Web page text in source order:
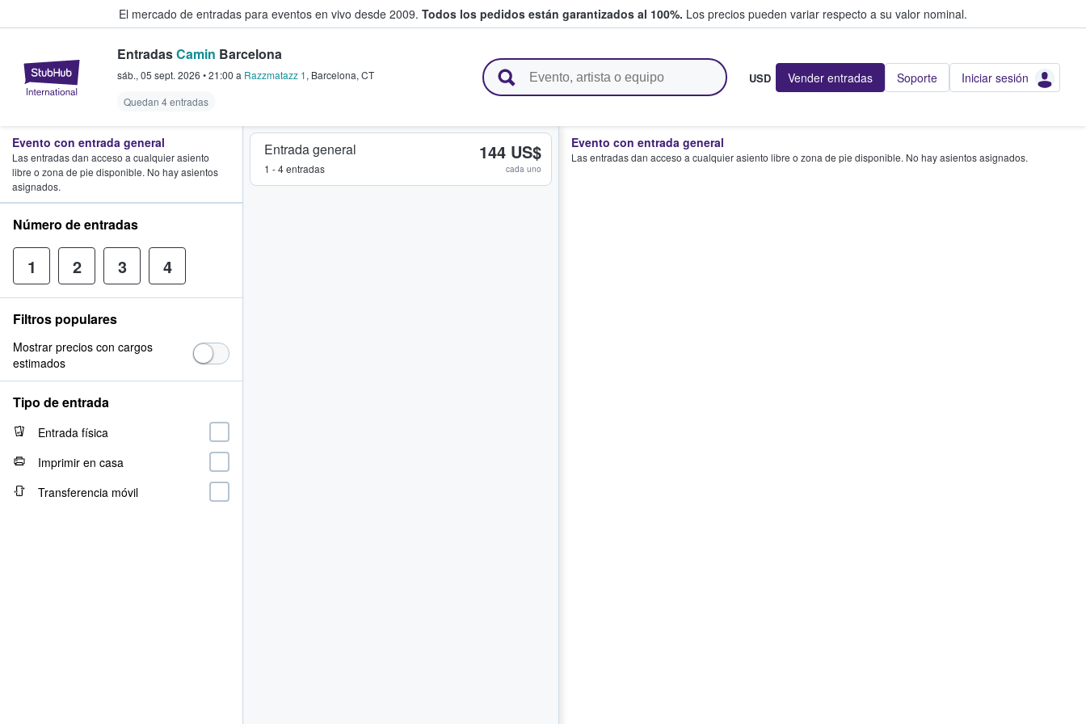
El mercado de entradas para eventos en vivo desde 2009. Todos los pedidos están garantizados al 100%. Los precios pueden variar respecto a su valor nominal.
StubHub: compra y venta de entradas entre fans
EntradasCamin Barcelona
sáb., 05 sept. 2026 •21:00 a Razzmatazz 1, Barcelona, CT
Quedan 4 entradas
USD Vender entradas Soporte Iniciar sesión
Entrada general
1 - 4 entradas
144 US$
cada uno
Evento con entrada general
Las entradas dan acceso a cualquier asiento libre o zona de pie disponible. No hay asientos asignados.
Evento con entrada general
Las entradas dan acceso a cualquier asiento
libre o zona de pie disponible. No hay asientos
asignados.
Número de entradas
1 2 3 4
Filtros populares
Mostrar precios con cargos
estimados
Tipo de entrada
Entrada física
Imprimir en casa
Transferencia móvil